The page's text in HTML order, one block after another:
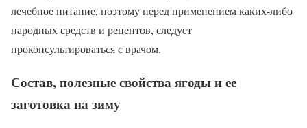
лечебное питание, поэтому перед применением каких-либо
народных средств и рецептов, следует
проконсультироваться с врачом.
Состав, полезные свойства ягоды и ее
заготовка на зиму